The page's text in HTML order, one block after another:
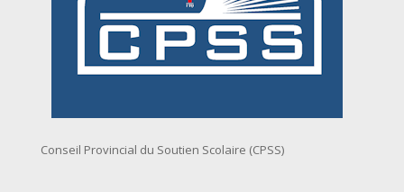
Conseil Provincial du Soutien Scolaire (CPSS)